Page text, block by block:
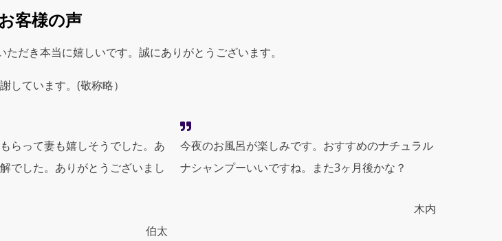
Ferre
Men
客様の声
だき本当に嬉しいです。誠にありがとうございます。
しています。(敬称略）
らって妻も嬉しそうでした。あ
でした。ありがとうございまし
伯太
今夜のお風呂が楽しみです。おすすめのナチュラル
ナシャンプーいいですね。また3ヶ月後かな？
木内